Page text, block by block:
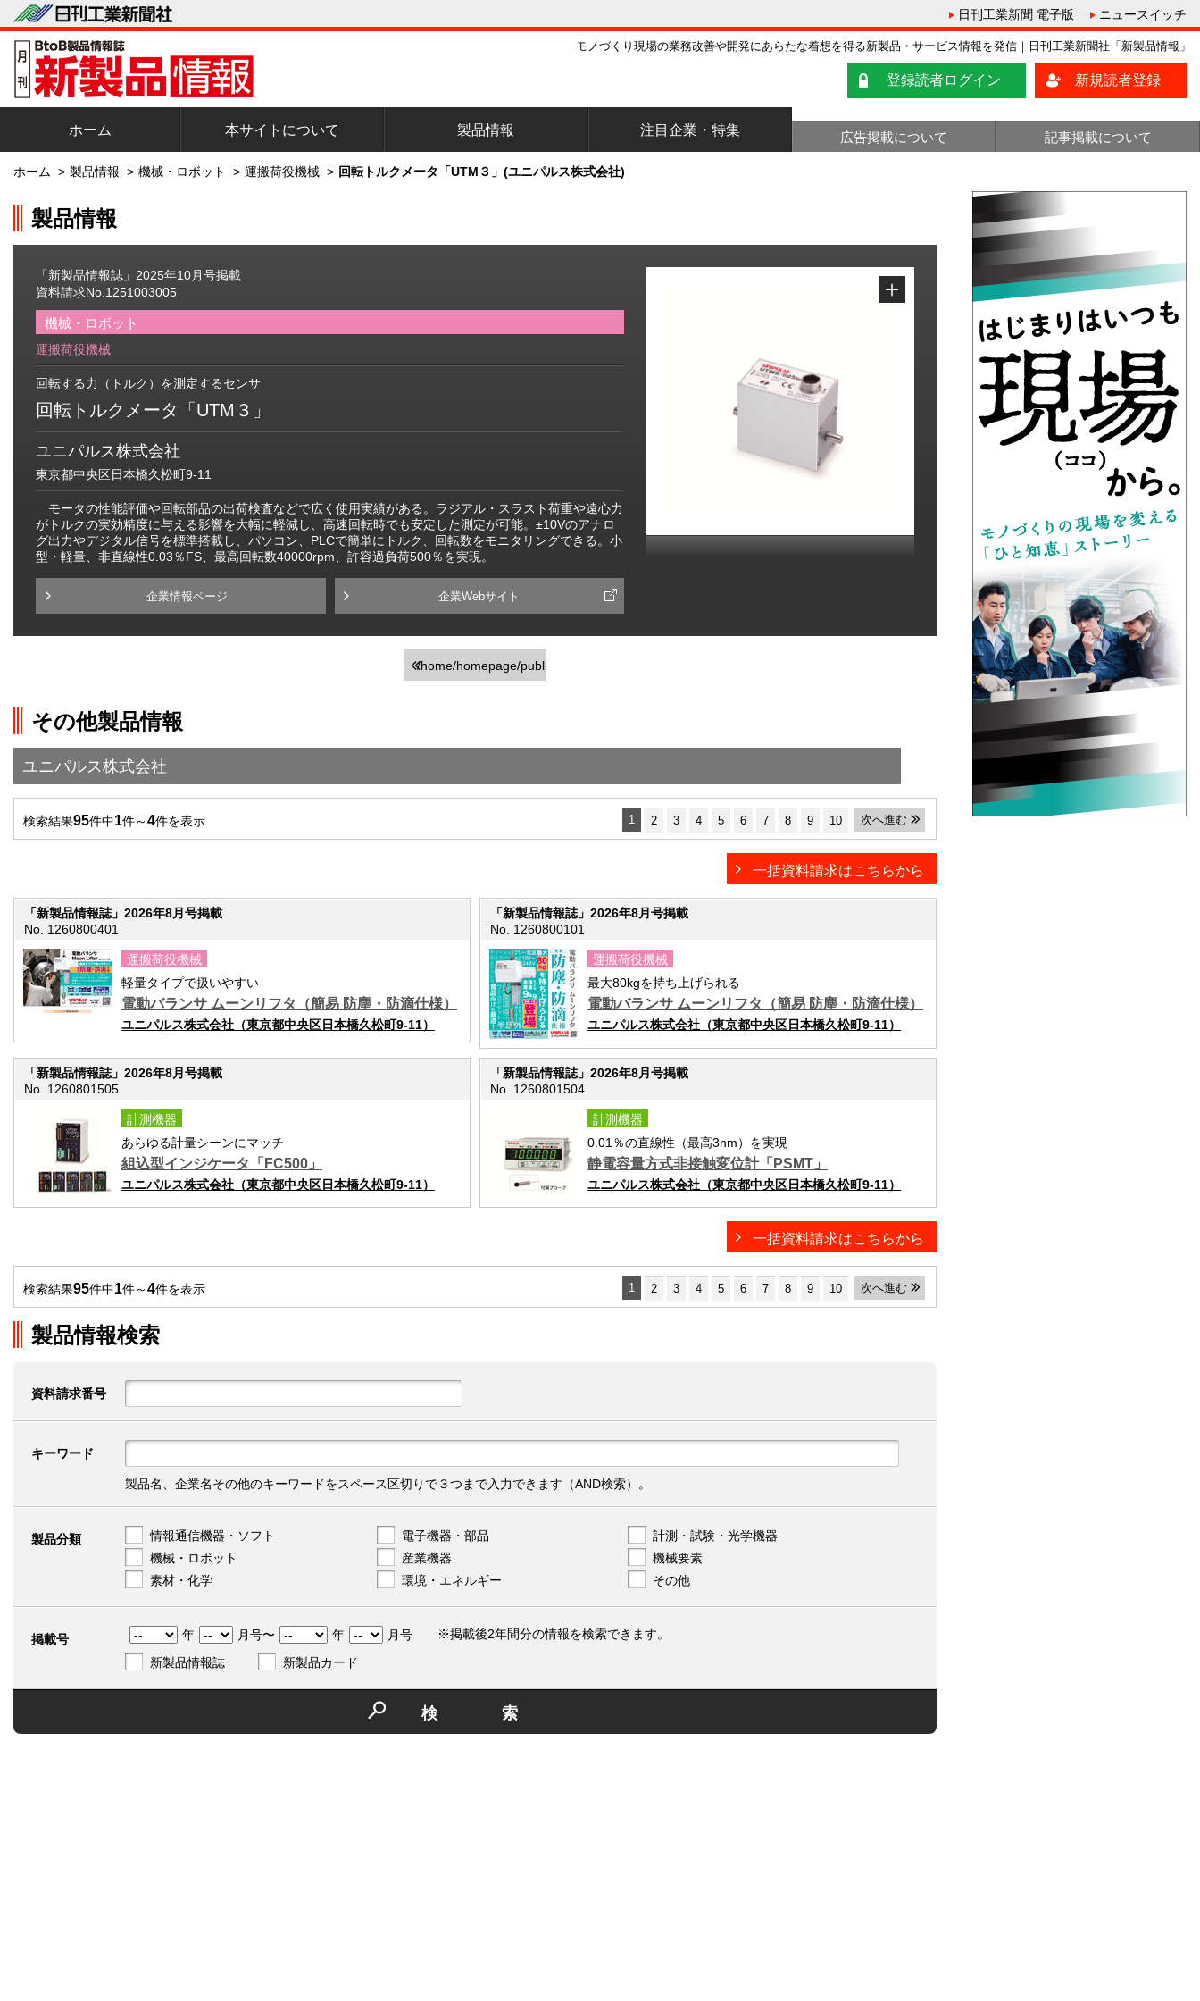
日刊工業新聞 電子版 ニュースイッチ
モノづくり現場の業務改善や開発にあらたな着想を得る新製品・サービス情報を発信｜日刊工業新聞社「新製品情報」
登録読者ログイン 新規読者登録
ホーム 本サイトについて 製品情報 注目企業・特集 広告掲載について 記事掲載について
ホーム > 製品情報 > 機械・ロボット > 運搬荷役機械 > 回転トルクメータ「UTM３」(ユニパルス株式会社)
製品情報
「新製品情報誌」2025年10月号掲載
資料請求No.1251003005
機械・ロボット
運搬荷役機械
回転する力（トルク）を測定するセンサ
回転トルクメータ「UTM３」
ユニパルス株式会社
東京都中央区日本橋久松町9-11
モータの性能評価や回転部品の出荷検査などで広く使用実績がある。ラジアル・スラスト荷重や遠心力
がトルクの実効精度に与える影響を大幅に軽減し、高速回転時でも安定した測定が可能。±10Vのアナロ
グ出力やデジタル信号を標準搭載し、パソコン、PLCで簡単にトルク、回転数をモニタリングできる。小
型・軽量、非直線性0.03％FS、最高回転数40000rpm、許容過負荷500％を実現。
企業情報ページ 企業Webサイト
/home/homepage/public_html/usr/detail_products.php
その他製品情報
ユニパルス株式会社
検索結果95件中1件～4件を表示 1 2 3 4 5 6 7 8 9 10 次へ進む
一括資料請求はこちらから
「新製品情報誌」2026年8月号掲載
No. 1260800401
運搬荷役機械
軽量タイプで扱いやすい
電動バランサ ムーンリフタ（簡易 防塵・防滴仕様）
ユニパルス株式会社（東京都中央区日本橋久松町9-11）
「新製品情報誌」2026年8月号掲載
No. 1260800101
運搬荷役機械
最大80kgを持ち上げられる
電動バランサ ムーンリフタ（簡易 防塵・防滴仕様）
ユニパルス株式会社（東京都中央区日本橋久松町9-11）
「新製品情報誌」2026年8月号掲載
No. 1260801505
計測機器
あらゆる計量シーンにマッチ
組込型インジケータ「FC500」
ユニパルス株式会社（東京都中央区日本橋久松町9-11）
「新製品情報誌」2026年8月号掲載
No. 1260801504
計測機器
0.01％の直線性（最高3nm）を実現
静電容量方式非接触変位計「PSMT」
ユニパルス株式会社（東京都中央区日本橋久松町9-11）
一括資料請求はこちらから
検索結果95件中1件～4件を表示 1 2 3 4 5 6 7 8 9 10 次へ進む
製品情報検索
資料請求番号
キーワード
製品名、企業名その他のキーワードをスペース区切りで３つまで入力できます（AND検索）。
製品分類 情報通信機器・ソフト 電子機器・部品
計測・試験・光学機器
機械・ロボット
産業機器
機械要素
素材・化学
環境・エネルギー その他
掲載号 年 月号〜 年
月号
新製品情報誌
新製品カード
※掲載後2年間分の情報を検索できます。
検索